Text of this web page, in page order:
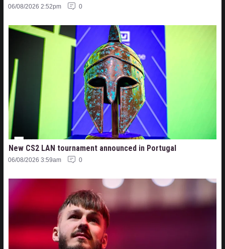
06/08/2026 2:52pm 0
New CS2 LAN tournament announced in Portugal
06/08/2026 3:59am 0